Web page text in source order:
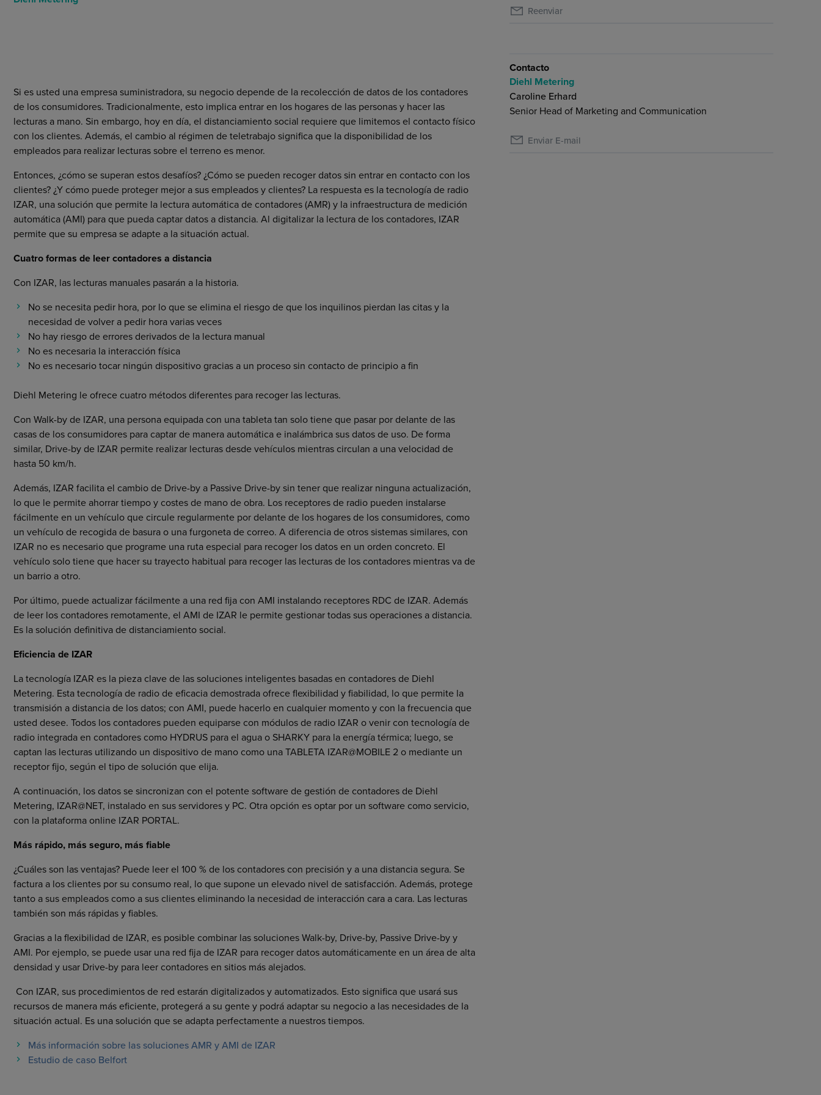
Si es usted una empresa suministradora, su negocio depende de la recolección de datos de los contadores
de los consumidores. Tradicionalmente, esto implica entrar en los hogares de las personas y hacer las
lecturas a mano. Sin embargo, hoy en día, el distanciamiento social requiere que limitemos el contacto físico
con los clientes. Además, el cambio al régimen de teletrabajo significa que la disponibilidad de los
empleados para realizar lecturas sobre el terreno es menor.
Entonces, ¿cómo se superan estos desafíos? ¿Cómo se pueden recoger datos sin entrar en contacto con los
clientes? ¿Y cómo puede proteger mejor a sus empleados y clientes? La respuesta es la tecnología de radio
IZAR, una solución que permite la lectura automática de contadores (AMR) y la infraestructura de medición
automática (AMI) para que pueda captar datos a distancia. Al digitalizar la lectura de los contadores, IZAR
permite que su empresa se adapte a la situación actual.
Cuatro formas de leer contadores a distancia
Con IZAR, las lecturas manuales pasarán a la historia.
No se necesita pedir hora, por lo que se elimina el riesgo de que los inquilinos pierdan las citas y la
necesidad de volver a pedir hora varias veces
No hay riesgo de errores derivados de la lectura manual
No es necesaria la interacción física
No es necesario tocar ningún dispositivo gracias a un proceso sin contacto de principio a fin
Diehl Metering le ofrece cuatro métodos diferentes para recoger las lecturas.
Con Walk-by de IZAR, una persona equipada con una tableta tan solo tiene que pasar por delante de las
casas de los consumidores para captar de manera automática e inalámbrica sus datos de uso. De forma
similar, Drive-by de IZAR permite realizar lecturas desde vehículos mientras circulan a una velocidad de
hasta 50 km/h.
Además, IZAR facilita el cambio de Drive-by a Passive Drive-by sin tener que realizar ninguna actualización,
lo que le permite ahorrar tiempo y costes de mano de obra. Los receptores de radio pueden instalarse
fácilmente en un vehículo que circule regularmente por delante de los hogares de los consumidores, como
un vehículo de recogida de basura o una furgoneta de correo. A diferencia de otros sistemas similares, con
IZAR no es necesario que programe una ruta especial para recoger los datos en un orden concreto. El
vehículo solo tiene que hacer su trayecto habitual para recoger las lecturas de los contadores mientras va de
un barrio a otro.
Por último, puede actualizar fácilmente a una red fija con AMI instalando receptores RDC de IZAR. Además
de leer los contadores remotamente, el AMI de IZAR le permite gestionar todas sus operaciones a distancia.
Es la solución definitiva de distanciamiento social.
Eficiencia de IZAR
La tecnología IZAR es la pieza clave de las soluciones inteligentes basadas en contadores de Diehl
Metering. Esta tecnología de radio de eficacia demostrada ofrece flexibilidad y fiabilidad, lo que permite la
transmisión a distancia de los datos; con AMI, puede hacerlo en cualquier momento y con la frecuencia que
usted desee. Todos los contadores pueden equiparse con módulos de radio IZAR o venir con tecnología de
radio integrada en contadores como HYDRUS para el agua o SHARKY para la energía térmica; luego, se
captan las lecturas utilizando un dispositivo de mano como una TABLETA IZAR@MOBILE 2 o mediante un
receptor fijo, según el tipo de solución que elija.
A continuación, los datos se sincronizan con el potente software de gestión de contadores de Diehl
Metering, IZAR@NET, instalado en sus servidores y PC. Otra opción es optar por un software como servicio,
con la plataforma online IZAR PORTAL.
Más rápido, más seguro, más fiable
¿Cuáles son las ventajas? Puede leer el 100 % de los contadores con precisión y a una distancia segura. Se
factura a los clientes por su consumo real, lo que supone un elevado nivel de satisfacción. Además, protege
tanto a sus empleados como a sus clientes eliminando la necesidad de interacción cara a cara. Las lecturas
también son más rápidas y fiables.
Gracias a la flexibilidad de IZAR, es posible combinar las soluciones Walk-by, Drive-by, Passive Drive-by y
AMI. Por ejemplo, se puede usar una red fija de IZAR para recoger datos automáticamente en un área de alta
densidad y usar Drive-by para leer contadores en sitios más alejados.
Con IZAR, sus procedimientos de red estarán digitalizados y automatizados. Esto significa que usará sus
recursos de manera más eficiente, protegerá a su gente y podrá adaptar su negocio a las necesidades de la
situación actual. Es una solución que se adapta perfectamente a nuestros tiempos.
Más información sobre las soluciones AMR y AMI de IZAR
Estudio de caso Belfort
Reenviar
Contacto
Diehl Metering
Caroline Erhard
Senior Head of Marketing and Communication
Enviar E-mail